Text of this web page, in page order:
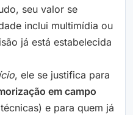
seu valor se
inclui multimídia ou
já está estabelecida
, ele se justifica para
em campo
e para quem já